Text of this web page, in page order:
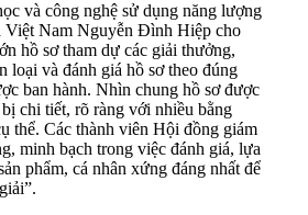
và công nghệ sử dụng năng lượng
Việt Nam Nguyễn Đình Hiệp cho
hồ sơ tham dự các giải thưởng,
loại và đánh giá hồ sơ theo đúng
ban hành. Nhìn chung hồ sơ được
chi tiết, rõ ràng với nhiều bằng
thể. Các thành viên Hội đồng giám
minh bạch trong việc đánh giá, lựa
phẩm, cá nhân xứng đáng nhất để